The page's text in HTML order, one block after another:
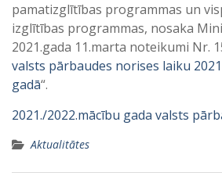
pamatizglītības programmas un
izglītības programmas, nosaka
2021.gada 11.marta noteikumi Nr.
valsts pārbaudes norises laiku
gadā“.
2021./2022.mācību gada valsts
Aktualitātes